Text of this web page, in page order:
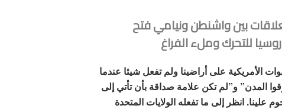
بين واشنطن ونيامي فتح
للتحرك وملء الفراغ
الأمريكية على أراضينا ولم تفعل شيئا عندما
المدن” و”لم تكن علامة صداقة بأن تأتي إلى
علينا. انظر إلى ما تفعله الولايات المتحدة